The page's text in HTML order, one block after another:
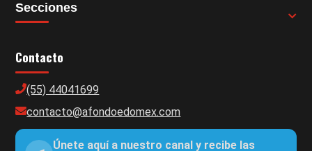
Secciones
Contacto
(55) 44041699
contacto@afondoedomex.com
Únete aquí a nuestro canal y recibe las